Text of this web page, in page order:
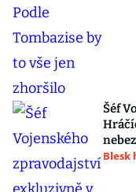
Šéf
Blesk